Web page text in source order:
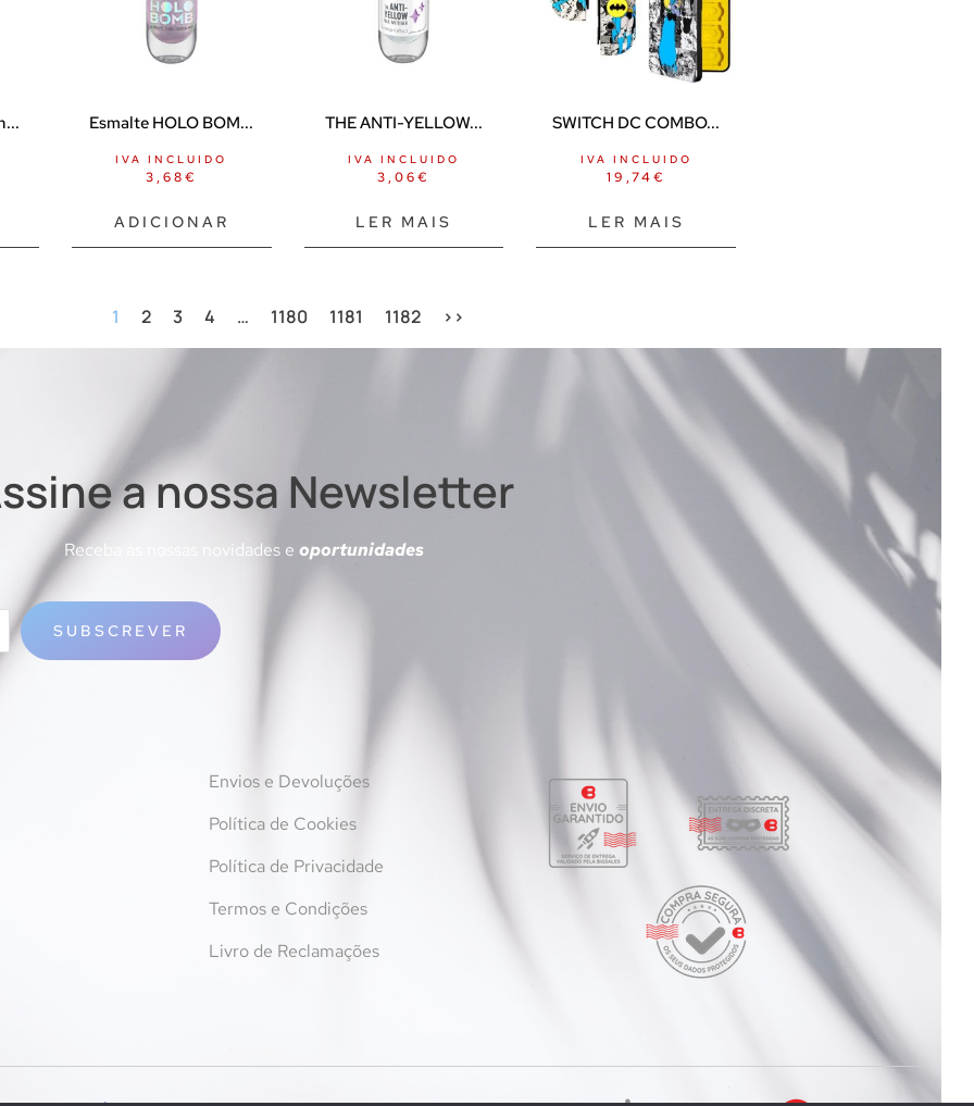
Esmalte HOLO BOM...
3,68€
IVA INCLUIDO
ADICIONAR
THE ANTI-YELLOW...
3,06€
IVA INCLUIDO
LER MAIS
SWITCH DC COMBO...
19,74€
IVA INCLUIDO
LER MAIS
1 2 3 4 … 1180 1181 1182 >>
a nossa Newsletter
Receba as nossas novidades e oportunidades
SUBSCREVER
Envios e Devoluções
Política de Cookies
Política de Privacidade
Termos e Condições
Livro de Reclamações